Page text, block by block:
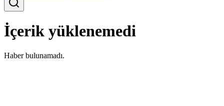
İçerik yüklenemedi
Haber bulunamadı.